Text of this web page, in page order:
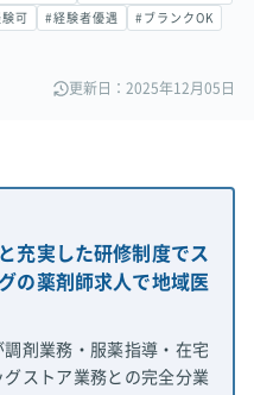
可 #経験者優遇 #ブランクOK
更新日：2025年12月05日
充実した研修制度でス
の薬剤師求人で地域医
剤業務・服薬指導・在宅
ストア業務との完全分業